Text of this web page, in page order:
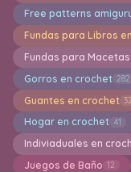
Free patterns
Fundas para Libros
Fundas para
Gorros en crochet 282
Guantes en crochet 32
Hogar en crochet 41
Indiviaduales en
Juegos de Baño 12